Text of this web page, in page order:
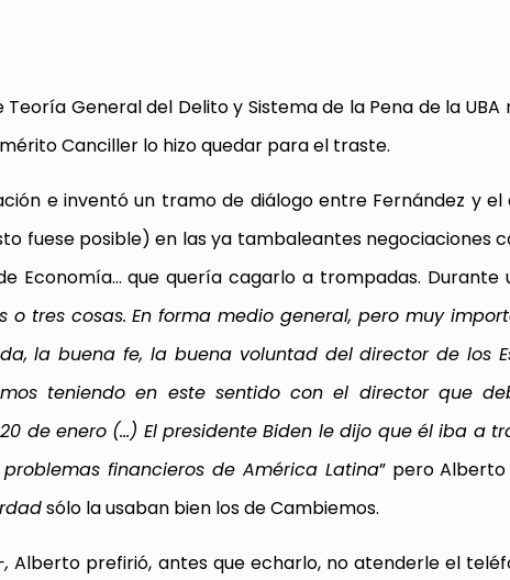
General del Delito y Sistema de la Pena de la
Canciller lo hizo quedar para el traste.
e inventó un tramo de diálogo entre Fernández y
fuese posible) en las ya tambaleantes negociaciones
Economía… que quería cagarlo a trompadas. Durante
o tres cosas. En forma medio general, pero muy
la buena fe, la buena voluntad del director de los
teniendo en este sentido con el director que
de enero (…) El presidente Biden le dijo que él iba a
financieros de América Latina” pero
sólo la usaban bien los de Cambiemos.
Alberto prefirió, antes que echarlo, no atenderle el